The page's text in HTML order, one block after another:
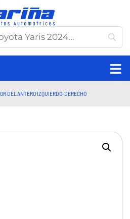
DELANTERO IZQUIERDO-DERECHO